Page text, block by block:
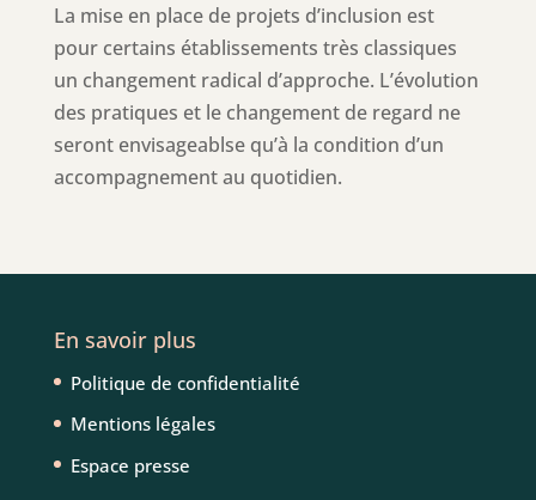
La mise en place de projets d’inclusion est
pour certains établissements très classiques
un changement radical d’approche. L’évolution
des pratiques et le changement de regard ne
seront envisageablse qu’à la condition d’un
accompagnement au quotidien.
En savoir plus
Politique de confidentialité
Mentions légales
Espace presse